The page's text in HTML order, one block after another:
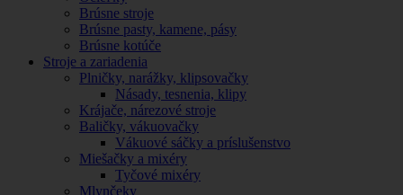
Brúsne stroje
Brúsne pasty, kamene, pásy
Brúsne kotúče
Stroje a zariadenia
Plničky, narážky, klipsovačky
Násady, tesnenia, klipy
Krájače, nárezové stroje
Baličky, vákuovačky
Vákuové sáčky a príslušenstvo
Miešačky a mixéry
Tyčové mixéry
Mlynčeky